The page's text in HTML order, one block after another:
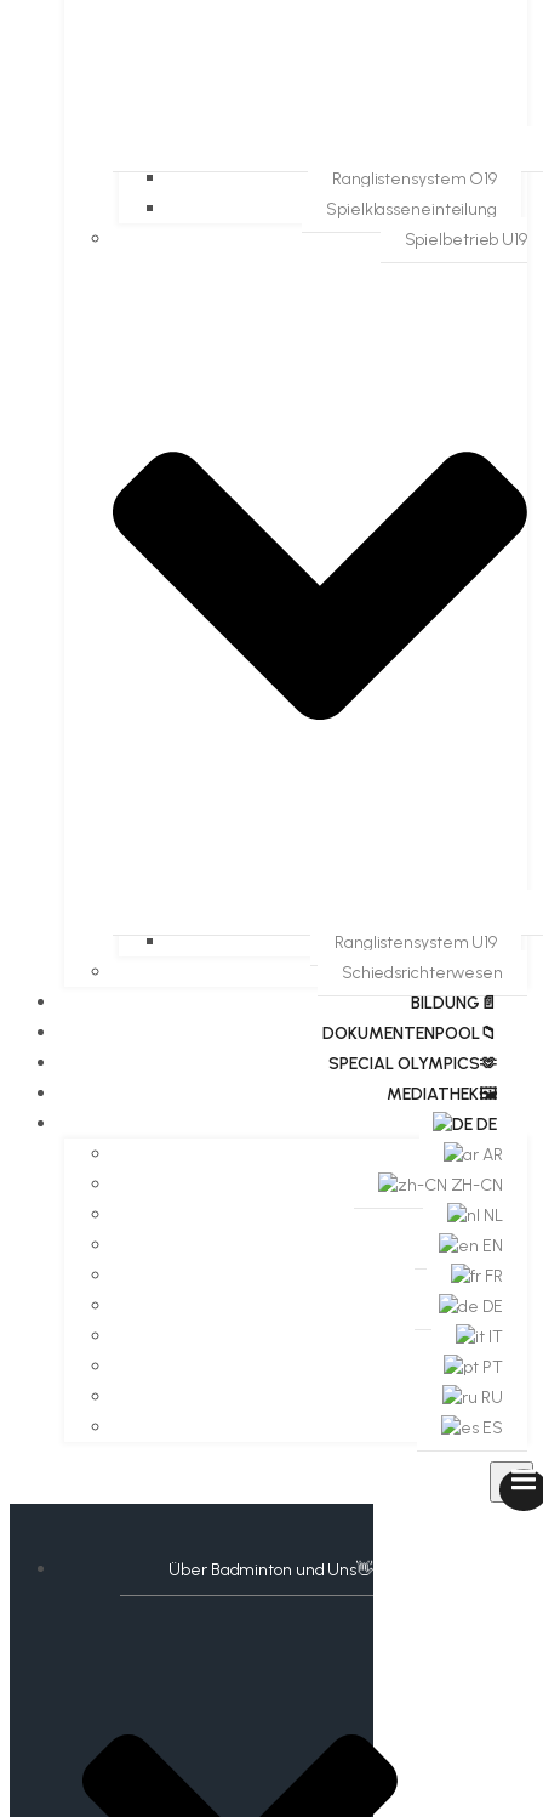
Ranglistensystem O19
Spielklasseneinteilung
Spielbetrieb U19
Ranglistensystem U19
Schiedsrichterwesen
BILDUNG📄
DOKUMENTENPOOL📁
​​SPECIAL OLYMPICS🫶
MEDIATHEK🖼️​
DE
AR
ZH-CN
NL
EN
FR
DE
IT
PT
RU
ES
Über Badminton und Uns👋